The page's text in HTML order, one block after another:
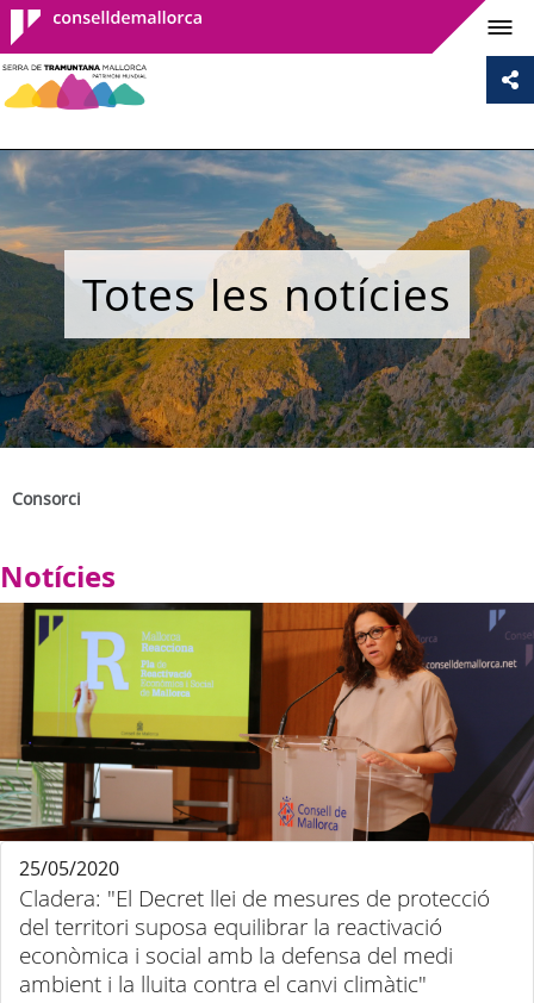
Consell de
Mallorca
Totes les notícies
Consorci
Notícies
Cladera: "El Decret llei de mesures de protecció
del territori suposa equilibrar la reactivació
econòmica i social amb la defensa del medi
ambient i la lluita contra el canvi climàtic"
25/05/2020